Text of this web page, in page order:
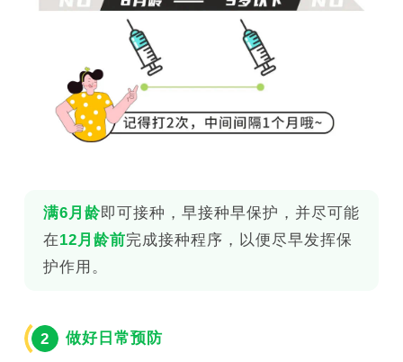
满6月龄即可接种，早接种早保护，并尽可能
在12月龄前完成接种程序，以便尽早发挥保
护作用。
2 做好日常预防